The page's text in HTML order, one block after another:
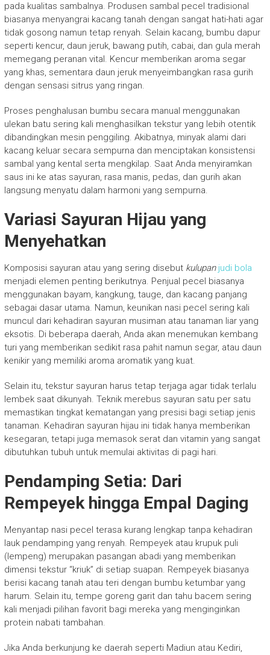
pada kualitas sambalnya. Produsen sambal pecel tradisional
biasanya menyangrai kacang tanah dengan sangat hati-hati agar
tidak gosong namun tetap renyah. Selain kacang, bumbu dapur
seperti kencur, daun jeruk, bawang putih, cabai, dan gula merah
memegang peranan vital. Kencur memberikan aroma segar
yang khas, sementara daun jeruk menyeimbangkan rasa gurih
dengan sensasi sitrus yang ringan.
Proses penghalusan bumbu secara manual menggunakan
ulekan batu sering kali menghasilkan tekstur yang lebih otentik
dibandingkan mesin penggiling. Akibatnya, minyak alami dari
kacang keluar secara sempurna dan menciptakan konsistensi
sambal yang kental serta mengkilap. Saat Anda menyiramkan
saus ini ke atas sayuran, rasa manis, pedas, dan gurih akan
langsung menyatu dalam harmoni yang sempurna.
Variasi Sayuran Hijau yang
Menyehatkan
Komposisi sayuran atau yang sering disebut kulupan judi bola
menjadi elemen penting berikutnya. Penjual pecel biasanya
menggunakan bayam, kangkung, tauge, dan kacang panjang
sebagai dasar utama. Namun, keunikan nasi pecel sering kali
muncul dari kehadiran sayuran musiman atau tanaman liar yang
eksotis. Di beberapa daerah, Anda akan menemukan kembang
turi yang memberikan sedikit rasa pahit namun segar, atau daun
kenikir yang memiliki aroma aromatik yang kuat.
Selain itu, tekstur sayuran harus tetap terjaga agar tidak terlalu
lembek saat dikunyah. Teknik merebus sayuran satu per satu
memastikan tingkat kematangan yang presisi bagi setiap jenis
tanaman. Kehadiran sayuran hijau ini tidak hanya memberikan
kesegaran, tetapi juga memasok serat dan vitamin yang sangat
dibutuhkan tubuh untuk memulai aktivitas di pagi hari.
Pendamping Setia: Dari
Rempeyek hingga Empal Daging
Menyantap nasi pecel terasa kurang lengkap tanpa kehadiran
lauk pendamping yang renyah. Rempeyek atau krupuk puli
(lempeng) merupakan pasangan abadi yang memberikan
dimensi tekstur “kriuk” di setiap suapan. Rempeyek biasanya
berisi kacang tanah atau teri dengan bumbu ketumbar yang
harum. Selain itu, tempe goreng garit dan tahu bacem sering
kali menjadi pilihan favorit bagi mereka yang menginginkan
protein nabati tambahan.
Jika Anda berkunjung ke daerah seperti Madiun atau Kediri,